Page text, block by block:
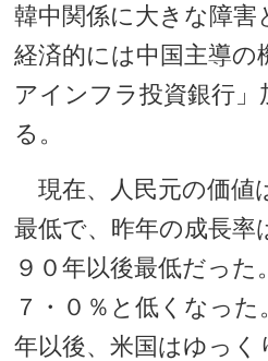
韓中関係に大きな障害
経済的には中国主導の
アインフラ投資銀行」
る。
現在、人民元の価値
最低で、昨年の成長率
９０年以後最低だった
７・０％と低くなった
年以後、米国はゆっく